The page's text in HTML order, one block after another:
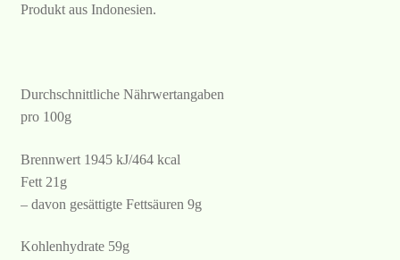
Produkt aus Indonesien.
Durchschnittliche Nährwertangaben
pro 100g
Brennwert 1945 kJ/464 kcal
Fett 21g
– davon gesättigte Fettsäuren 9g
Kohlenhydrate 59g